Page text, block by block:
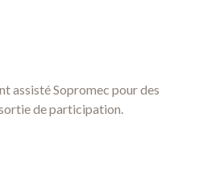
assisté Sopromec pour des
de participation.